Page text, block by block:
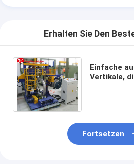
Erhalten Sie Den
Einfache
Vertikale,
Fortsetzen